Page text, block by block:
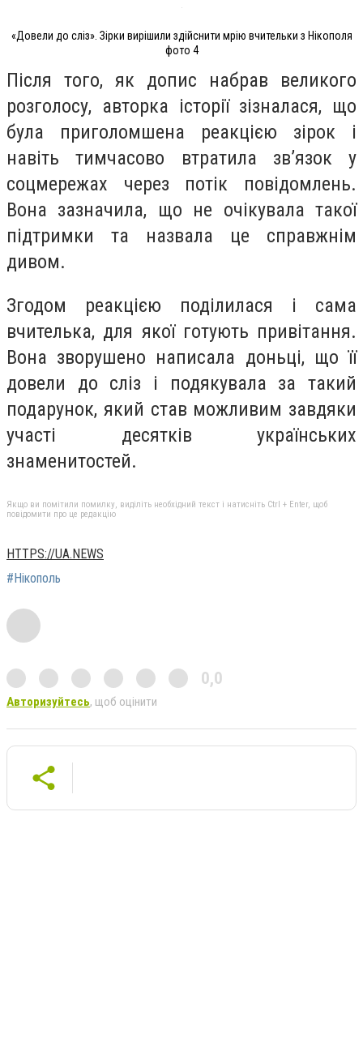
«Довели до сліз». Зірки вирішили здійснити мрію вчительки з Нікополя
фото 4
Після того, як допис набрав великого
розголосу, авторка історії зізналася, що
була приголомшена реакцією зірок і
навіть тимчасово втратила зв’язок у
соцмережах через потік повідомлень.
Вона зазначила, що не очікувала такої
підтримки та назвала це справжнім
дивом.
Згодом реакцією поділилася і сама
вчителька, для якої готують привітання.
Вона зворушено написала доньці, що її
довели до сліз і подякувала за такий
подарунок, який став можливим завдяки
участі десятків українських
знаменитостей.
Якщо ви помітили помилку, виділіть необхідний текст і натисніть Ctrl + Enter, щоб
повідомити про це редакцію
HTTPS://UA.NEWS
#Нікополь
0,0
Авторизуйтесь, щоб оцінити